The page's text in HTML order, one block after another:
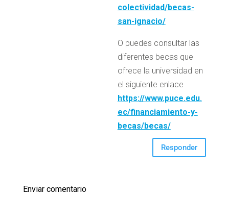
colectividad/becas-
san-ignacio/
O puedes consultar las
diferentes becas que
ofrece la universidad en
el siguiente enlace
https://www.puce.edu.
ec/financiamiento-y-
becas/becas/
Responder
Enviar comentario